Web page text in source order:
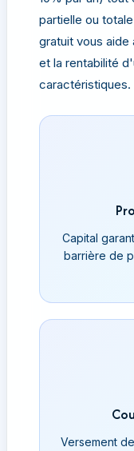
partielle ou
gratuit vous
et la rentabilité
caractéristiques.
Capital
barrière de
Versement